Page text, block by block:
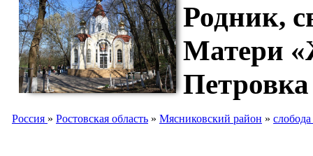
Родник,
Матери
Петровка
Россия » Ростовская область » Мясниковский район »